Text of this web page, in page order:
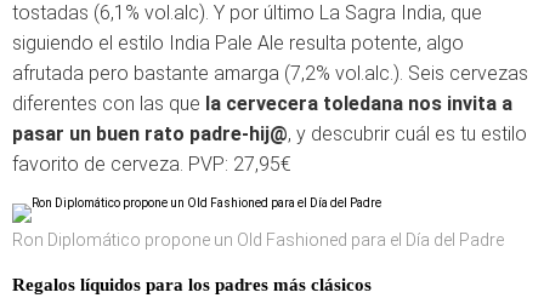
tostadas (6,1% vol.alc). Y por último La Sagra India, que
siguiendo el estilo India Pale Ale resulta potente, algo
afrutada pero bastante amarga (7,2% vol.alc.). Seis cervezas
diferentes con las que la cervecera toledana nos invita a
pasar un buen rato padre-hij@, y descubrir cuál es tu estilo
favorito de cerveza. PVP: 27,95€
Ron Diplomático propone un Old Fashioned para el Día del Padre
Regalos líquidos para los padres más clásicos